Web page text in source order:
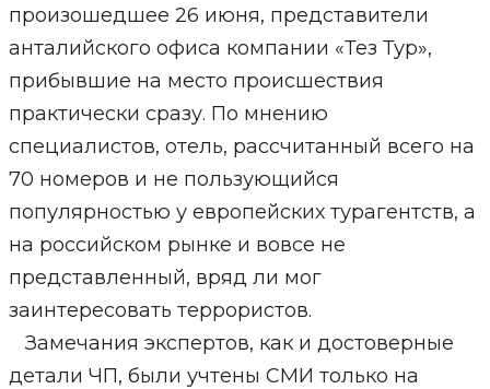
произошедшее 26 июня, представители
анталийского офиса компании «Тез Тур»,
прибывшие на место происшествия
практически сразу. По мнению
специалистов, отель, рассчитанный всего на
70 номеров и не пользующийся
популярностью у европейских турагентств, а
на российском рынке и вовсе не
представленный, вряд ли мог
заинтересовать террористов.
Замечания экспертов, как и достоверные
детали ЧП, были учтены СМИ только на